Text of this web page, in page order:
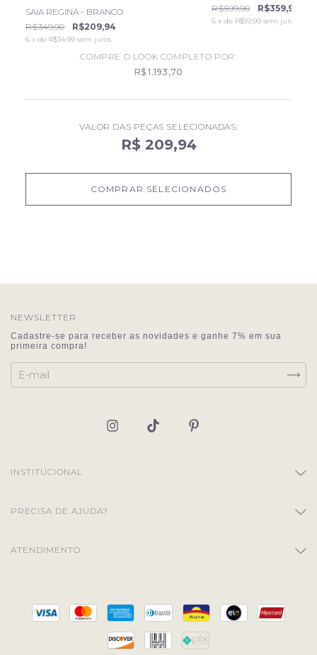
SAIA REGINA - BRANCO
R$349,90
R$209,94
6 x de R$34,99 sem juros
R$599,90
R$359,94
6 x de R$59,99 sem juros
COMPRE O LOOK COMPLETO POR:
R$ 1.193,70
VALOR DAS PEÇAS SELECIONADAS:
R$ 209,94
COMPRAR SELECIONADOS
NEWSLETTER
INSTITUCIONAL
PRECISA DE AJUDA?
ATENDIMENTO